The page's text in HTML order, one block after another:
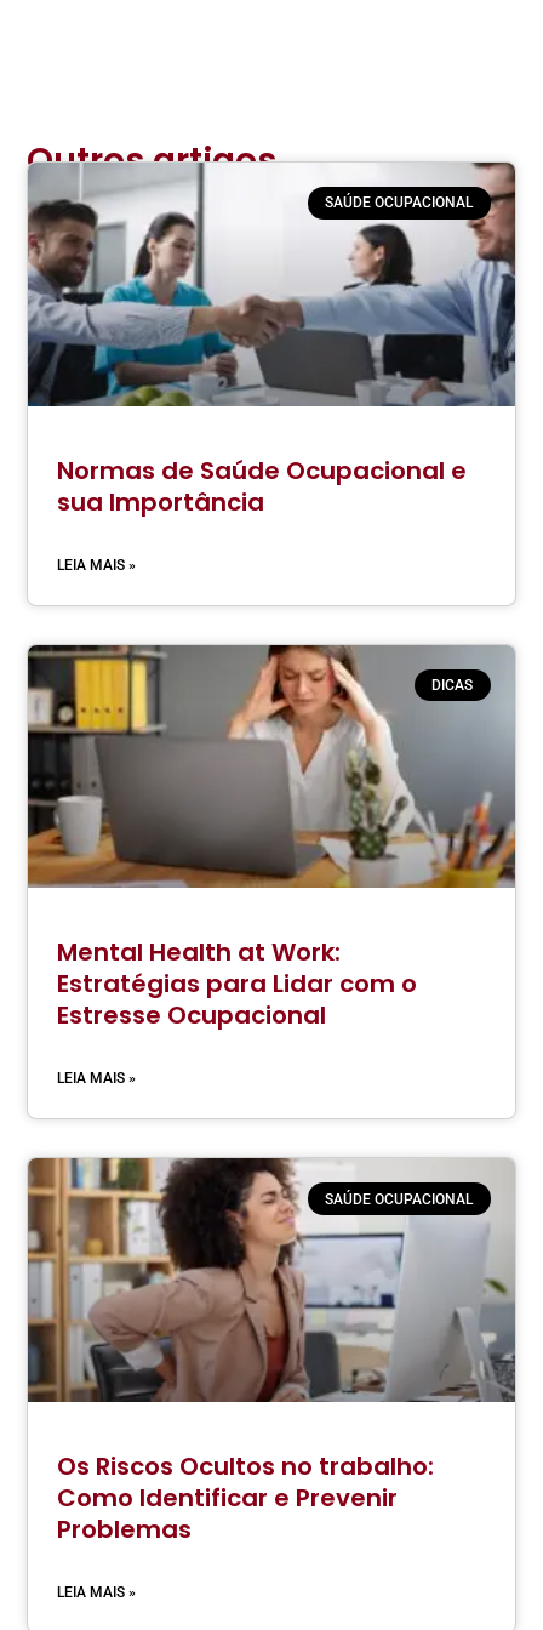
Outros artigos
relacionados: SAÚDE OCUPACIONAL
Normas de Saúde Ocupacional e
sua Importância
LEIA MAIS »
DICAS
Mental Health at Work:
Estratégias para Lidar com o
Estresse Ocupacional
LEIA MAIS »
SAÚDE OCUPACIONAL
Os Riscos Ocultos no trabalho:
Como Identificar e Prevenir
Problemas
LEIA MAIS »